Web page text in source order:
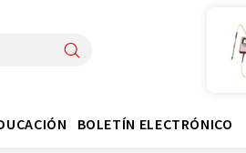
BOLETÍN ELECTRÓNICO